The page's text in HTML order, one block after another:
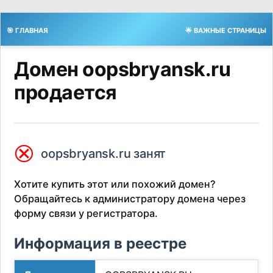
🎯 ГЛАВНАЯ 🌟 ВАЖНЫЕ СТРАНИЦЫ
Домен oopsbryansk.ru
продается
⮿ oopsbryansk.ru занят
Хотите купить этот или похожий домен?
Обращайтесь к администратору домена через
форму связи у регистратора.
Информация в реестре